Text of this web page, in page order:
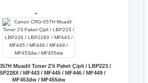
Muadil Toner 2'li Paket Çipli / LBP223 /
/ MF443 / MF445 / MF446 / MF449 /
MF453dw / MF455dw